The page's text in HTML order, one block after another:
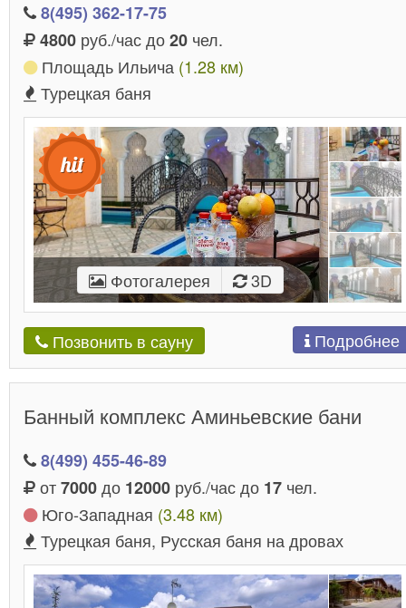
8(495) 362-17-75
4800 руб./час до20 чел.
Площадь Ильича (1.28 км)
Турецкая баня
Фотогалерея 3D
Позвонить в сауну Подробнее
Банный комплекс Аминьевские бани
8(499) 455-46-89
от7000до 12000 руб./час до 17 чел.
Юго-Западная (3.48 км)
Турецкая баня, Русская баня на дровах